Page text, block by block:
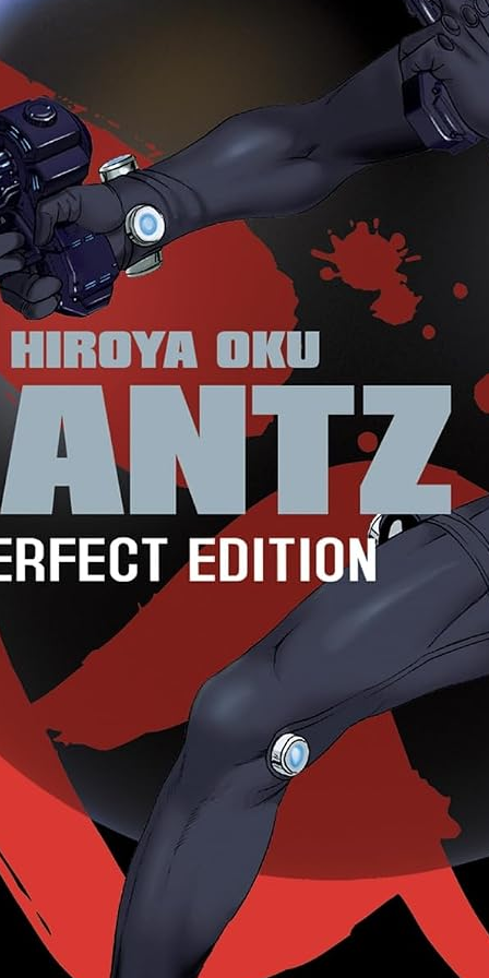
la mort aux enfants